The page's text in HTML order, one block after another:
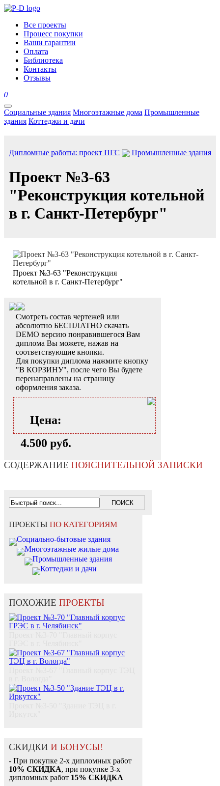
Все проекты
Процесс покупки
Ваши гарантии
Оплата
Библиотека
Контакты
Отзывы
0
Социальные здания Многоэтажные дома Промышленные
здания Коттеджи и дачи
Дипломные работы: проект ПГС Промышленные здания
Проект №3-63
"Реконструкция котельной
в г. Санкт-Петербург"
Проект №3-63 "Реконструкция
котельной в г. Санкт-Петербург"
Смотреть состав чертежей или
абсолютно БЕСПЛАТНО скачать
DEMO версию понравившегося Вам
диплома Вы можете, нажав на
соответствующие кнопки.
Для покупки диплома нажмите кнопку
"В КОРЗИНУ", после чего Вы будете
перенаправлены на страницу
оформления заказа.
Цена:
4.500 руб.
СОДЕРЖАНИЕ ПОЯСНИТЕЛЬНОЙ ЗАПИСКИ
ПРОЕКТЫ ПО КАТЕГОРИЯМ
Социально-бытовые здания
Многоэтажные жилые дома
Промышленные здания
Коттеджи и дачи
ПОХОЖИЕ ПРОЕКТЫ
СКИДКИ И БОНУСЫ!
- При покупке 2-х дипломных работ
10% СКИДКА, при покупке 3-х
дипломных работ 15% СКИДКА